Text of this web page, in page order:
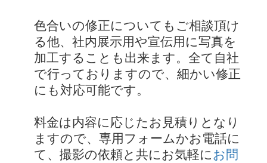
色合いの修正についてもご相談頂け
る他、社内展示用や宣伝用に写真を
加工することも出来ます。全て自社
で行っておりますので、細かい修正
にも対応可能です。
料金は内容に応じたお見積りとなり
ますので、専用フォームかお電話に
て、撮影の依頼と共にお気軽に お問